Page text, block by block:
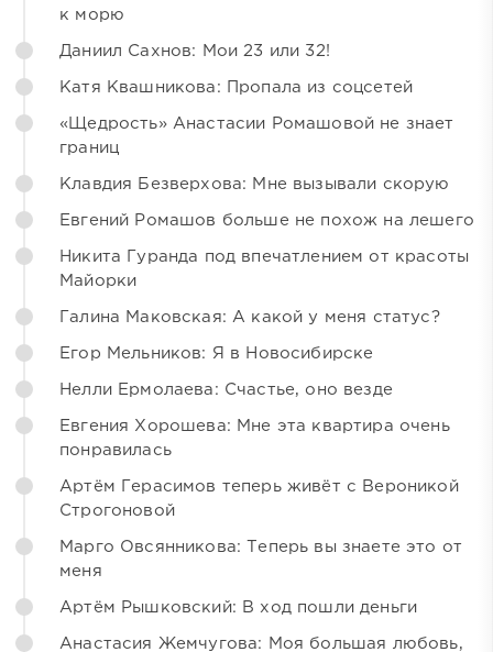
к морю
Даниил Сахнов: Мои 23 или 32!
Катя Квашникова: Пропала из соцсетей
«Щедрость» Анастасии Ромашовой не знает
границ
Клавдия Безверхова: Мне вызывали скорую
Евгений Ромашов больше не похож на лешего
Никита Гуранда под впечатлением от красоты
Майорки
Галина Маковская: А какой у меня статус?
Егор Мельников: Я в Новосибирске
Нелли Ермолаева: Счастье, оно везде
Евгения Хорошева: Мне эта квартира очень
понравилась
Артём Герасимов теперь живёт с Вероникой
Строгоновой
Марго Овсянникова: Теперь вы знаете это от
меня
Артём Рышковский: В ход пошли деньги
Анастасия Жемчугова: Моя большая любовь,